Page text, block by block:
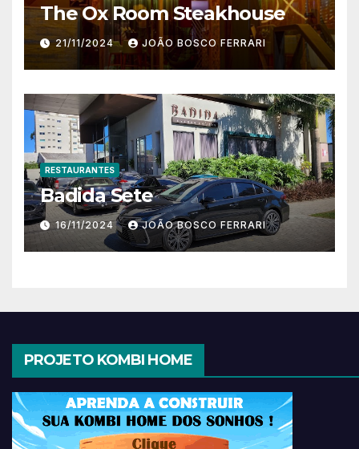
The Ox Room Steakhouse
21/11/2024 JOÃO BOSCO FERRARI
RESTAURANTES
Badida Sete
16/11/2024 JOÃO BOSCO FERRARI
PROJETO KOMBI HOME